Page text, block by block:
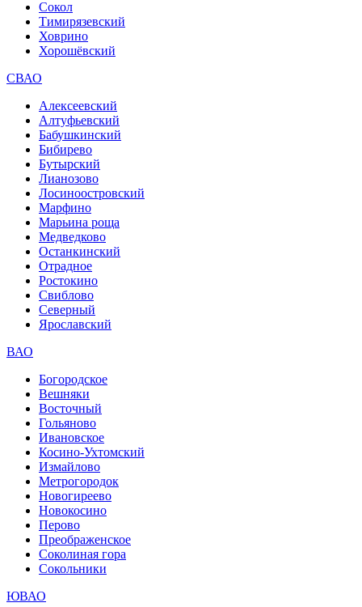
Сокол
Тимирязевский
Ховрино
Хорошёвский
СВАО
Алексеевский
Алтуфьевский
Бабушкинский
Бибирево
Бутырский
Лианозово
Лосиноостровский
Марфино
Марьина роща
Медведково
Останкинский
Отрадное
Ростокино
Свиблово
Северный
Ярославский
ВАО
Богородское
Вешняки
Восточный
Гольяново
Ивановское
Косино-Ухтомский
Измайлово
Метрогородок
Новогиреево
Новокосино
Перово
Преображенское
Соколиная гора
Сокольники
ЮВАО